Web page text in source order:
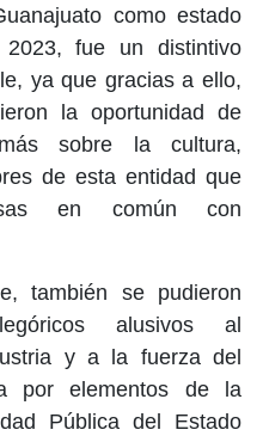
como estado
fue un distintivo
ya que gracias a ello,
la oportunidad de
sobre la cultura,
de esta entidad que
en común con
también se pudieron
alusivos al
y a la fuerza del
por elementos de la
Pública del Estado